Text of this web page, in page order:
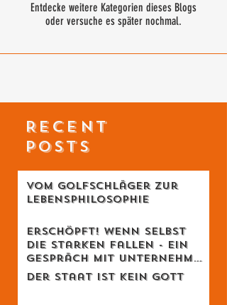
Entdecke weitere Kategorien dieses Blogs
oder versuche es später nochmal.
RECENT
POSTS
Vom Golfschläger zur
Lebensphilosophie
Erschöpft! Wenn selbst
die Starken fallen - Ein
Gespräch mit Unternehmer
Lukas Jampen
Der Staat ist kein Gott